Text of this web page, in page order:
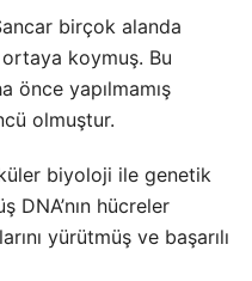
birçok alanda
koymuş. Bu
önce yapılmamış
olmuştur.
biyoloji ile genetik
DNA’nın hücreler
yürütmüş ve başarılı